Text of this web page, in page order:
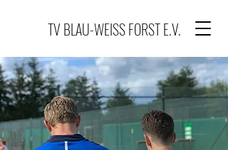
TV BLAU-WEISS FORST E.V.